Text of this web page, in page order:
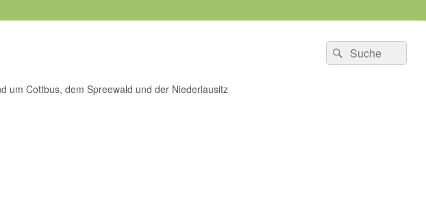
um Cottbus, dem Spreewald und der Niederlausitz
Suchen
nach:
Suchen